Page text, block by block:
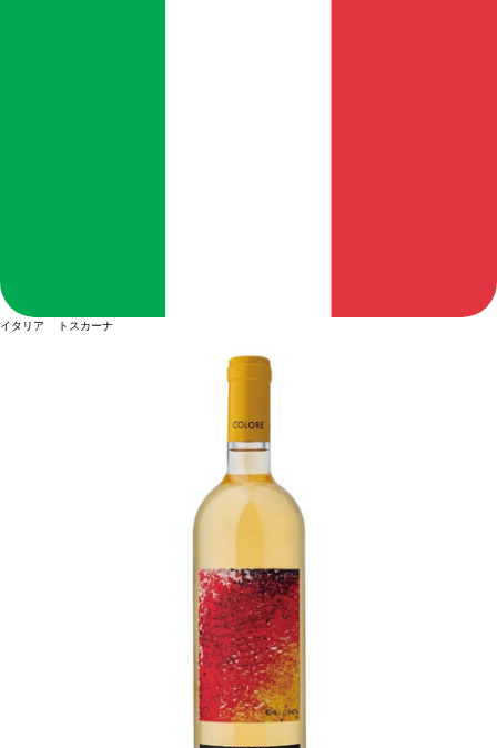
イタリア トスカーナ